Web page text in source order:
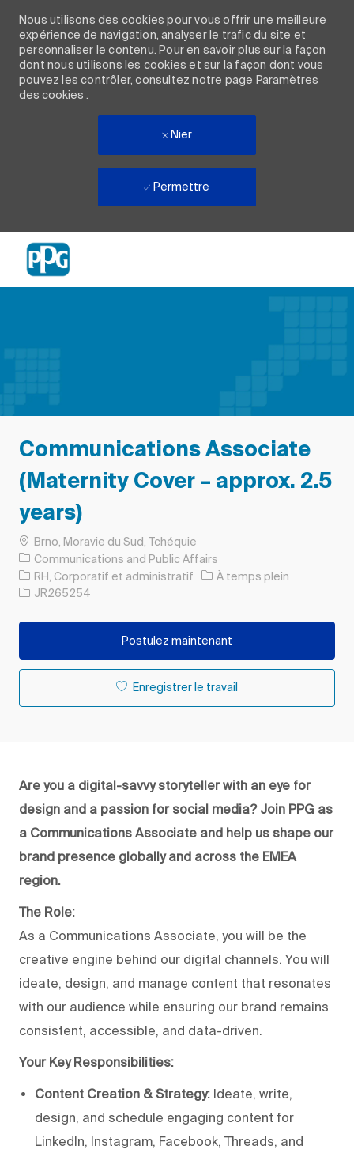
Nous utilisons des cookies pour vous offrir une meilleure
expérience de navigation, analyser le trafic du site et
personnaliser le contenu. Pour en savoir plus sur la façon
dont nous utilisons les cookies et sur la façon dont vous
pouvez les contrôler, consultez notre page Paramètres
des cookies .
Nier
Permettre
Communications Associate
(Maternity Cover – approx. 2.5
years)
Emplacement
Brno, Moravie du Sud, Tchéquie
Communications and Public Affairs
Catégorie
RH, Corporatif et administratif Type d’emploi
À temps plein
ID de l’emploi
JR265254
Postulez maintenant
Enregistrer le travail
Are you a digital-savvy storyteller with an eye for
design and a passion for social media? Join PPG as
a Communications Associate and help us shape our
brand presence globally and across the EMEA
region.
The Role:
As a Communications Associate, you will be the
creative engine behind our digital channels. You will
ideate, design, and manage content that resonates
with our audience while ensuring our brand remains
consistent, accessible, and data-driven.
Your Key Responsibilities:
Content Creation & Strategy: Ideate, write,
design, and schedule engaging content for
LinkedIn, Instagram, Facebook, Threads, and